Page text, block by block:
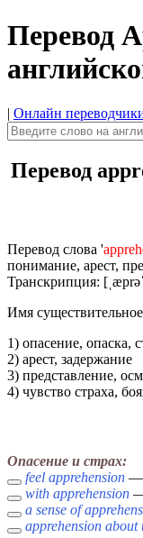
Перевод
| Онлайн
Перевод
Перевод слова '
понимание, арест,
Транскрипция:
Имя
1) опасение, опаска,
2) арест, задержание
3) представление,
4) чувство страха,
Опасение и страх:
feel apprehension —
with apprehension
a sense of
apprehension about